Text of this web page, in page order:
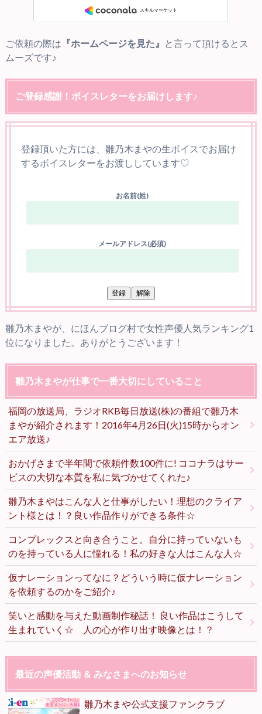
ご依頼の際は 『ホームページを見た』
と言って頂けるとス
ムーズです♪
ご登録感謝！ボイスレターをお届けします♪
登録頂いた方には、雛乃木まやの生ボイスでお届け
するボイスレターをお渡ししています♡
お名前(姓)
メールアドレス(必須)
雛乃木まやが、にほんブログ村で女性声優人気ランキング1
位になりました。ありがとうございます！
雛乃木まやが仕事で一番大切にしていること
福岡の放送局、ラジオRKB毎日放送(株)の番組で雛乃木
まやが紹介されます！2016年4月26日(火)15時からオン
エア放送♪
おかげさまで半年間で依頼件数100件に! ココナラはサー
ビスの大切な本質を私に気づかせてくれた♪
雛乃木まやはこんな人と仕事がしたい！理想のクライア
ント様とは！？良い作品作りができる条件☆
コンプレックスと向き合うこと。自分に持っていないも
のを持っている人に憧れる！私の好きな人はこんな人☆
仮ナレーションってなに？どういう時に仮ナレーション
を依頼するのかをご紹介♪
笑いと感動を与えた動画制作秘話！ 良い作品はこうして
生まれていく☆ 人の心が作り出す映像とは！？
最近の声優活動 ＆ みなさまへのお知らせ
雛乃木まや公式支援ファンクラブ